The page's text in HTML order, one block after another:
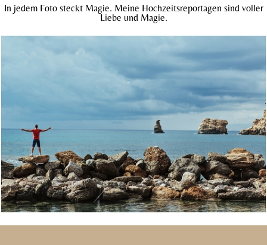
In jedem Foto steckt Magie. Meine Hochzeitsreportagen sind voller
Liebe und Magie.